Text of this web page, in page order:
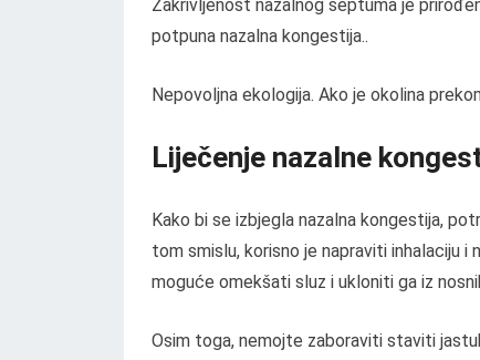
Zakrivljenost nazalnog septuma je
potpuna nazalna kongestija..
Nepovoljna ekologija. Ako je okolina
Liječenje nazalne
Kako bi se izbjegla nazalna kongestija,
tom smislu, korisno je napraviti inhalaciju
moguće omekšati sluz i ukloniti ga iz
Osim toga, nemojte zaboraviti staviti